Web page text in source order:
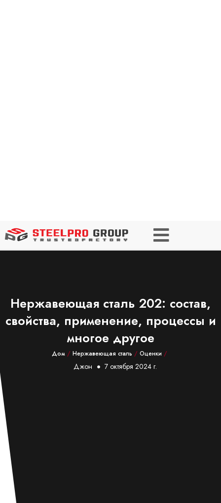
Нержавеющая сталь 202: состав,
свойства, применение, процессы и
многое другое
Дом / Нержавеющая сталь / Оценки /
Джон 7 октября 2024 г.